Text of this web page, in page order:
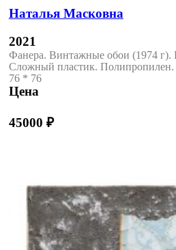
Наталья Масковна
2021
Фанера. Винтажные обои (1974 г).
Сложный пластик. Полипропилен.
76 * 76
Цена
45000 ₽